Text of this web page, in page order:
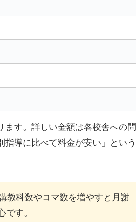
す。詳しい金額は各校舎への問
導に比べて料金が安い」という
教科数やコマ数を増やすと月謝
す。